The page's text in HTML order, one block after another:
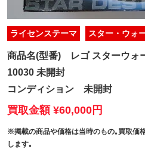
ライセンステーマ スター・ウォ
商品名(型番)
レゴ スターウォ
10030 未開封
コンディション
未開封
買取金額 ¥60,000円
※掲載の商品や価格は当時のもの｡買取価
します｡